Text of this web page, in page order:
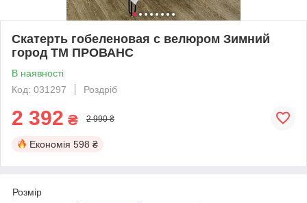
Скатерть гобеленовая с велюром Зимний
город ТМ ПРОВАНС
В наявності
Код: 031297
Роздріб
2 392 ₴ 2 990 ₴
Економія 598 ₴
Розмір